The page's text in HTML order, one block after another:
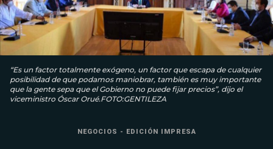
“Es un factor totalmente exógeno, un factor que escapa de cualquier
posibilidad de que podamos maniobrar, también es muy importante
que la gente sepa que el Gobierno no puede fijar precios”, dijo el
viceministro Óscar Orué.FOTO:GENTILEZA
NEGOCIOS - EDICIÓN IMPRESA